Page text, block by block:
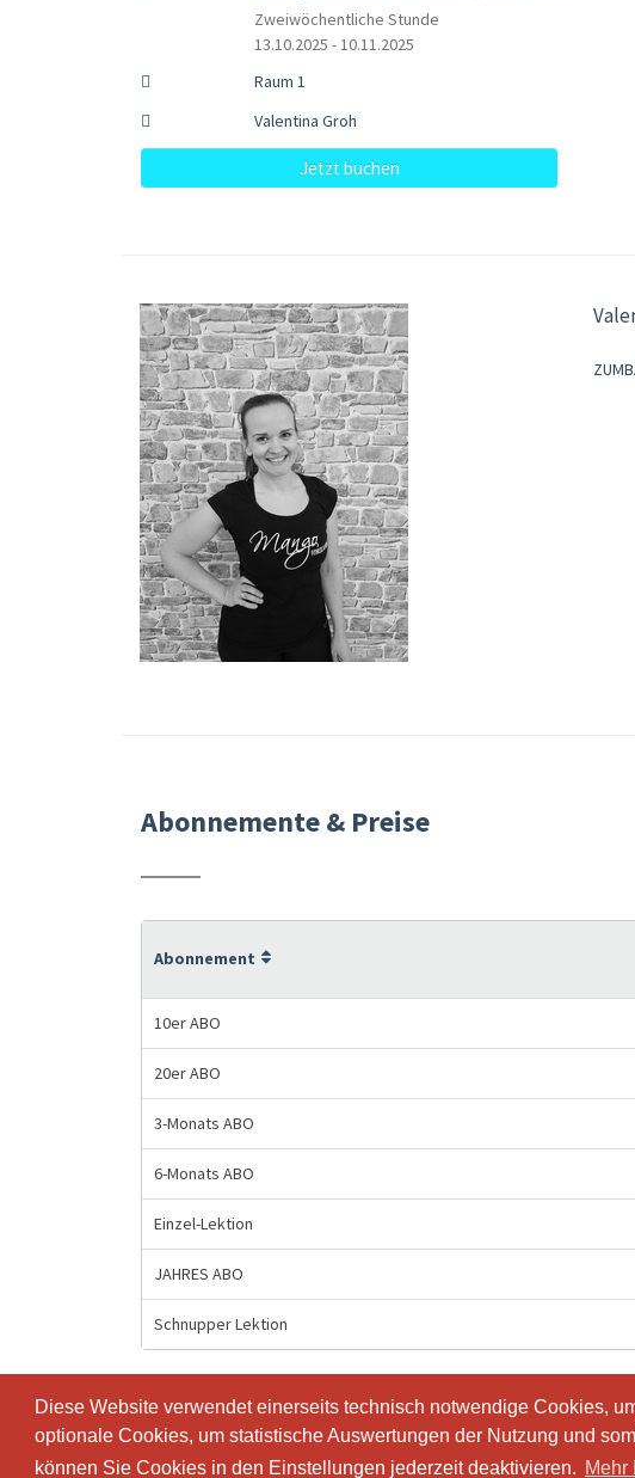
Diese Website verwendet einerseits technisch notwendige Cookies,
optionale Cookies, um statistische Auswertungen der Nutzung und
können Sie Cookies in den Einstellungen jederzeit deaktivieren. Mehr
Diese Website verwendet einerseits technisch notwendige Cookies,
optionale Cookies, um statistische Auswertungen der Nutzung und
können Sie Cookies in den Einstellungen jederzeit deaktivieren. Mehr
Zweiwöchentliche Stunde
13.10.2025 - 10.11.2025
Raum 1
Valentina Groh
Jetzt buchen
Abonnemente & Preise
Abonnement
10er ABO
20er ABO
3-Monats ABO
6-Monats ABO
Einzel-Lektion
JAHRES ABO
Schnupper Lektion
© SportsNow® 2026. Die Schweizer Software für dein Studio.